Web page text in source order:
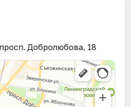
Добролюбова, 18